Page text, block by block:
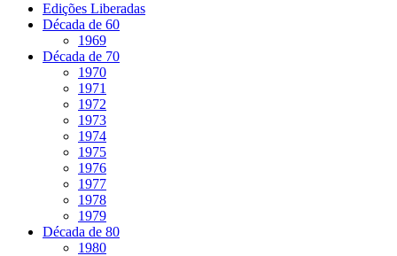
Edições Liberadas
Década de 60
1969
Década de 70
1970
1971
1972
1973
1974
1975
1976
1977
1978
1979
Década de 80
1980